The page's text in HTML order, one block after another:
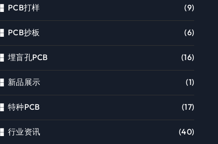
PCB打样 (9)
PCB抄板 (6)
埋盲孔PCB (16)
新品展示 (1)
特种PCB (17)
行业资讯 (40)